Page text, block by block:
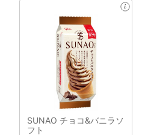
SUNAO チョコ&バニラソ
フト